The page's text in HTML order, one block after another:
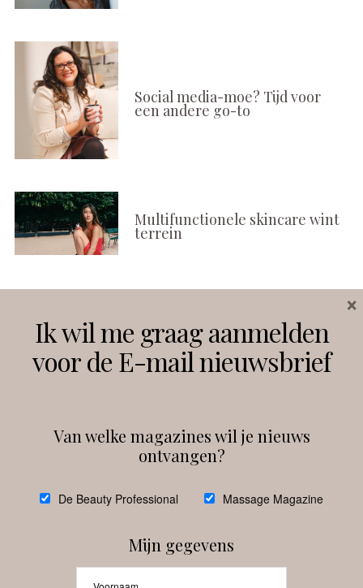
Social media-moe? Tijd voor
een andere go-to
Multifunctionele skincare wint
terrein
Instagram Facebook
debeautyprofessional
Ik wil me graag aanmelden
voor de E-mail nieuwsbrief
Van welke magazines wil je nieuws
ontvangen?
De Beauty Professional Massage Magazine
Mijn gegevens
×